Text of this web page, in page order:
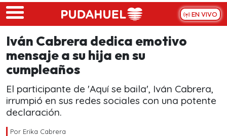
Skip to main content
EN VIVO
Iván Cabrera dedica emotivo
mensaje a su hija en su
cumpleaños
El participante de 'Aquí se baila', Iván Cabrera,
irrumpió en sus redes sociales con una potente
declaración.
Por Erika Cabrera